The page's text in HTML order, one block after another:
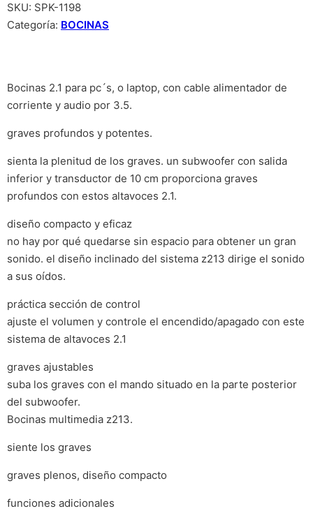
SKU: SPK-1198
Categoría: BOCINAS
Bocinas 2.1 para pc´s, o laptop, con cable alimentador de
corriente y audio por 3.5.
graves profundos y potentes.
sienta la plenitud de los graves. un subwoofer con salida
inferior y transductor de 10 cm proporciona graves
profundos con estos altavoces 2.1.
diseño compacto y eficaz
no hay por qué quedarse sin espacio para obtener un gran
sonido. el diseño inclinado del sistema z213 dirige el sonido
a sus oídos.
práctica sección de control
ajuste el volumen y controle el encendido/apagado con este
sistema de altavoces 2.1
graves ajustables
suba los graves con el mando situado en la parte posterior
del subwoofer.
Bocinas multimedia z213.
siente los graves
graves plenos, diseño compacto
funciones adicionales